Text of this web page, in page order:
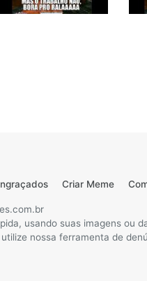
Criar Meme
usando suas imagens ou
nossa ferramenta de